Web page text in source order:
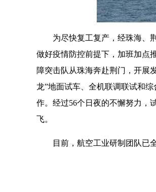
为尽快复工复产，经珠海、
做好疫情防控前提下，加班加点
障突击队从珠海奔赴荆门，开展
龙”地面试车、全机联调联试和
作。经过56个日夜的不懈努力，
飞。
目前，航空工业研制团队已